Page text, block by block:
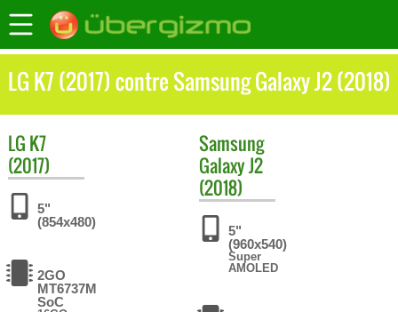
LG K7 (2017) contre Samsung Galaxy J2 (2018)
LG K7
(2017)
5"
(854x480)
2GO
MT6737M
SoC
Samsung
Galaxy J2
(2018)
5"
(960x540)
Super
AMOLED